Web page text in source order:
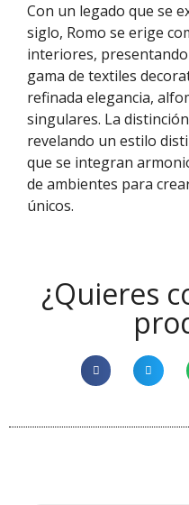
Con un legado que se
siglo, Romo se erige
interiores,
gama de textiles
refinada elegancia,
singulares. La
revelando un estilo
que se integran
de ambientes para
únicos.
¿Quieres